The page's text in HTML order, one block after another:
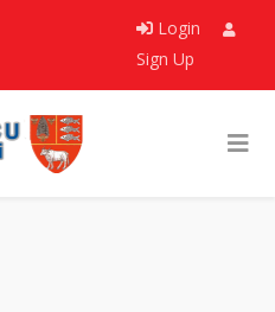
Login
Sign Up